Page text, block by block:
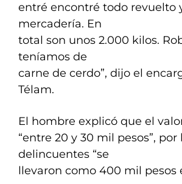
entré encontré todo revuelto
mercadería. En
total son unos 2.000 kilos.
teníamos de
carne de cerdo”, dijo el
Télam.
El hombre explicó que el
“entre 20 y 30 mil pesos”,
delincuentes “se
llevaron como 400 mil pesos